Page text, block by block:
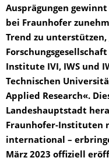
Ausprägungen
bei Fraunhofer
Trend zu
Institute IVI, IWS und
Technischen
Applied Research«.
Landeshauptstadt
Fraunhofer-Instituten
international –
März 2023 offiziell